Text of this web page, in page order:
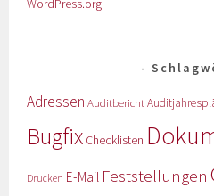
WordPress.org
Adressen Auditbericht
Bugfix Checklisten
Drucken E-Mail Feststellungen